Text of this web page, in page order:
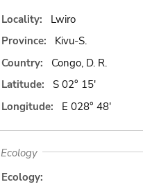
Locality:
Lwiro
Province:
Kivu-S.
Country:
Congo, D. R.
Latitude:
S 02° 15'
Longitude:
E 028° 48'
Ecology
Ecology: